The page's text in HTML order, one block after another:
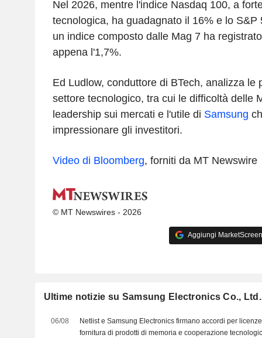
Nel 2026, mentre l'indice Nasdaq 100, a
tecnologica, ha guadagnato il 16% e lo S&P
un indice composto dalle Mag 7 ha
appena l'1,7%.
Ed Ludlow, conduttore di BTech, analizza le
settore tecnologico, tra cui le difficoltà delle
leadership sui mercati e l'utile di Samsung
impressionare gli investitori.
Video di Bloomberg, forniti da MT Newswire
© MT Newswires - 2026
Aggiungi
Ultime notizie su Samsung Electronics Co., Ltd.
06/08
Netlist e Samsung Electronics firmano accordi per
fornitura di prodotti di memoria e cooperazione